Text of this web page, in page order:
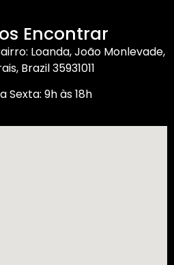
Encontrar
Loanda, João Monlevade,
Brazil 35931011
Sexta: 9h às 18h